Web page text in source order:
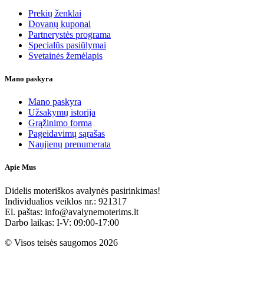
Prekių ženklai
Dovanų kuponai
Partnerystės programa
Specialūs pasiūlymai
Svetainės žemėlapis
Mano paskyra
Mano paskyra
Užsakymų istorija
Grąžinimo forma
Pageidavimų sąrašas
Naujienų prenumerata
Apie Mus
Didelis moteriškos avalynės pasirinkimas!
Individualios veiklos nr.: 921317
El. paštas: info@avalynemoterims.lt
Darbo laikas: I-V: 09:00-17:00
© Visos teisės saugomos 2026